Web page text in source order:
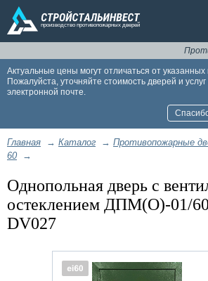
Актуальные цены могут отличаться от указанных
Пожалуйста, уточняйте стоимость дверей и
электронной почте.
Главная → Каталог → Противопожарные
60 →
Однопольная дверь с
остеклением ДПМ(О)-01/
DV027